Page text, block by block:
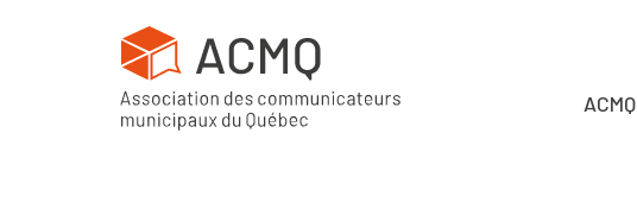
ACMQ